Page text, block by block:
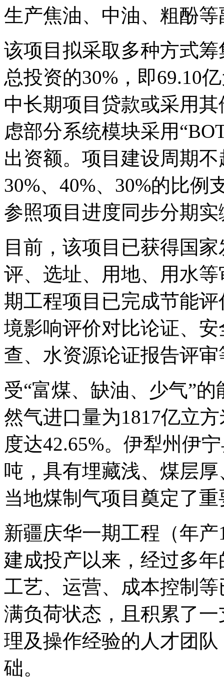
生产焦油、中油、粗酚
该项目拟采取多种方式
总投资的30%，即69.10
中长期项目贷款或采用
虑部分系统模块采用
出资额。项目建设周期
30%、40%、30%的比例
参照项目进度同步分期实
目前，该项目已获得国
评、选址、用地、用水
期工程项目已完成节能
境影响评价对比论证、
查、水资源论证报告评
受“富煤、缺油、少气”
然气进口量为1817亿立
度达42.65%。伊犁州伊
吨，具有埋藏浅、煤层
当地煤制气项目奠定了
新疆庆华一期工程（年
建成投产以来，经过多
工艺、运营、成本控制
满负荷状态，且积累了
理及操作经验的人才团
础。